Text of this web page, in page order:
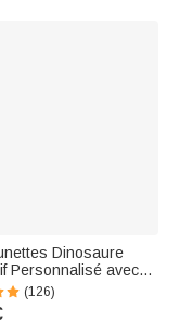
Dinosaure
Personnalisé avec
Lunettes de
de Bureau
Cadeau pour
(126)